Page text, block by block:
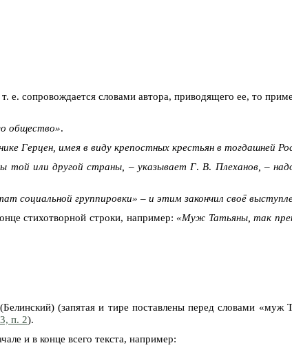
е. сопровождается словами автора, приводящего ее, то
общество».
Герцен, имея в виду крепостных крестьян в тoгдaшнeй
той или другой страны, – указывает Г. В. Плеханов, –
социальной группировки» – и этим закончил своё
стихотворной строки, например:«Муж Татьяны, так
(запятая и тире поставлены перед словами «муж
п. 2).
и в конце всего текста, например: